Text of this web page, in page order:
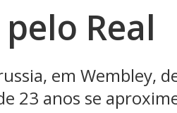
Real
em Wembley,
23 anos se